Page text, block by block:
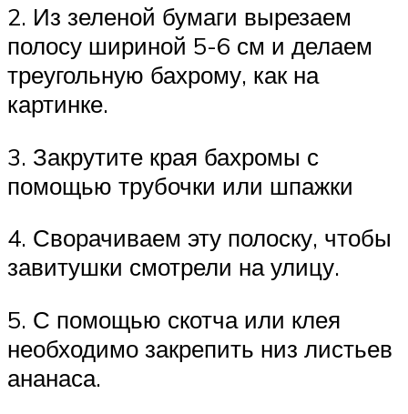
2. Из зеленой бумаги вырезаем
полосу шириной 5-6 см и делаем
треугольную бахрому, как на
картинке.
3. Закрутите края бахромы с
помощью трубочки или шпажки
4. Сворачиваем эту полоску, чтобы
завитушки смотрели на улицу.
5. С помощью скотча или клея
необходимо закрепить низ листьев
ананаса.